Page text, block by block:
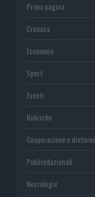
Prima pagina
Cronaca
Economia
Sport
Eventi
Rubriche
Cooperazione e dintorni
Publiredazionali
Necrologie